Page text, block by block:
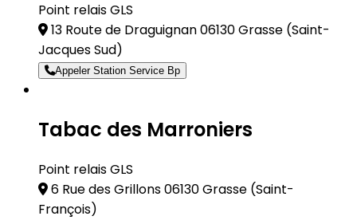
Point relais GLS
13 Route de Draguignan 06130 Grasse (Saint-
Jacques Sud)
Appeler Station Service Bp
Tabac des Marroniers
Point relais GLS
6 Rue des Grillons 06130 Grasse (Saint-
François)